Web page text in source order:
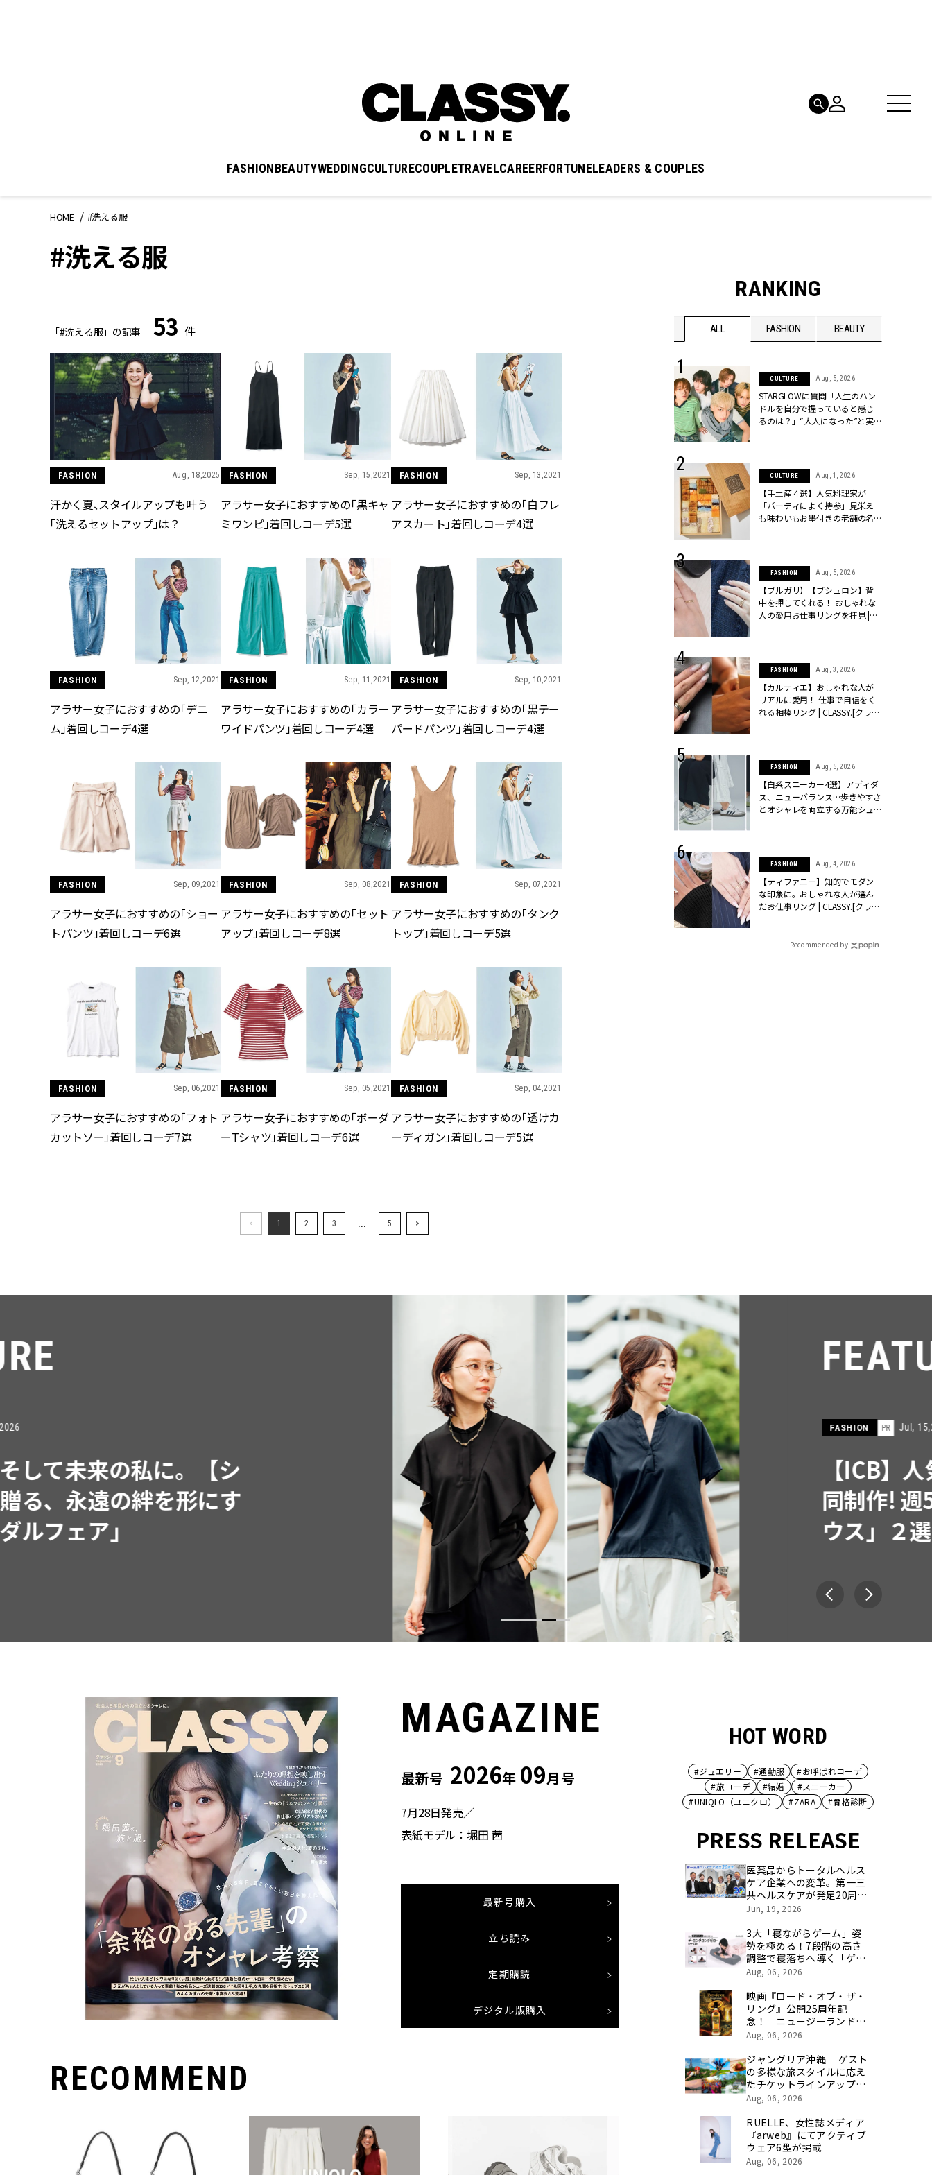
FASHIONBEAUTYWEDDINGCULTURECOUPLETRAVELCAREERFORTUNELEADERS & COUPLES
HOME #洗える服
#洗える服
「#洗える服」の記事 53 件
FASHION Aug, 18,2025
汗かく夏、スタイルアップも叶う
「洗えるセットアップ」は？
FASHION Sep, 15,2021
アラサー女子におすすめの「黒キャ
ミワンピ」着回しコーデ5選
FASHION Sep, 13,2021
アラサー女子におすすめの「白フレ
アスカート」着回しコーデ4選
FASHION Sep, 12,2021
アラサー女子におすすめの「デニ
ム」着回しコーデ4選
FASHION Sep, 11,2021
アラサー女子におすすめの「カラー
ワイドパンツ」着回しコーデ4選
FASHION Sep, 10,2021
アラサー女子におすすめの「黒テー
パードパンツ」着回しコーデ4選
FASHION Sep, 09,2021
アラサー女子におすすめの「ショー
トパンツ」着回しコーデ6選
FASHION Sep, 08,2021
アラサー女子におすすめの「セット
アップ」着回しコーデ8選
FASHION Sep, 07,2021
アラサー女子におすすめの「タンク
トップ」着回しコーデ5選
FASHION Sep, 06,2021
アラサー女子におすすめの「フォト
カットソー」着回しコーデ7選
FASHION Sep, 05,2021
アラサー女子におすすめの「ボーダ
ーTシャツ」着回しコーデ6選
FASHION Sep, 04,2021
アラサー女子におすすめの「透けカ
ーディガン」着回しコーデ5選
< 1 2 3 ... 5 >
RANKING
ALL FASHION BEAUTY
BEAUTY Aug, 5, 2026
ユニクロ名品も！日焼け対策ガ
チ勢の「ないと無理」なアイテ
ムハック7選 | CLASSY.[クラッシ
BEAUTY Aug, 6, 2026
ない！アラサーのまとめ髪が垢
抜ける「即戦力アクセ」たち |
CLASSY.[クラッシィ]
BEAUTY Nov, 17, 2025
【落ちない名品リップ10選】塗
り直しできない・皮むけしやす
いetc.悩みをクリア | CLASSY.[ク
ラッシィ]
Aug, 5, 2026
忙しい毎日に「うるおいター
のお手入れでうるおってなめら
かな肌を目指す | CLASSY.[クラッ
シィ]
BEAUTY Aug, 4, 2026
【猛暑ダメージ】はまずリセッ
ト！30代の夏枯れ肌を救う「先
回りエイジングケア」美容液3選
| CLASSY.[クラッシィ]
BEAUTY Jul, 13, 2026
朝の“寝ぐせ直し”はもういらな
い！夜に仕込む「ヘアケア家
ング22選｜20〜30代カップルの
「小さくても収納力あり」が条
20万円台〜【カルティエ人気リ
ます！ | CLASSY.[クラッシィ]
CULTURE Aug, 5, 2026
STARGLOWに質問「人生のハン
ドルを自分で握っていると感じ
るのは？」“大️人になった”と実
CULTURE Aug, 1, 2026
【手土産４選】人気料理家が
「パーティによく持参」見栄え
も味わいもお墨付きの老舗の名
FASHION Aug, 5, 2026
【ブルガリ】【ブシュロン】背
中を押してくれる！ おしゃれな
人の愛用お仕事リングを拝見 |
FASHION Aug, 3, 2026
【カルティエ】おしゃれな人が
リアルに愛用！ 仕事で自信をく
れる相棒リング | CLASSY.[クラッ
FASHION Aug, 5, 2026
【白系スニーカー4選】アディダ
ス、ニューバランス…歩きやすさ
とオシャレを両立する万能シュ
FASHION Aug, 4, 2026
【ティファニー】知的でモダン
な印象に。おしゃれな人が選ん
だお仕事リング | CLASSY.[クラッ
Recommended by
FEATURE
FASHION Jul, 15,2026
【ICB】人気インフルエンサーと共
同制作! 週5で着たくなる「名品ブラ
ウス」２選
MAGAZINE
最新号 2026年 09月号
7月28日発売／
表紙モデル：堀田 茜
最新号購入
立ち読み
定期購読
デジタル版購入
RECOMMEND
HOT WORD
#ジュエリー #通勤服
#お呼ばれコーデ
#旅コーデ
#結婚
#スニーカー
#UNIQLO（ユニクロ）
#ZARA #骨格診断
PRESS RELEASE
医薬品からトータルヘルス
ケア企業への変革。第一三
共ヘルスケアが発足20周年
を記念し、製品開発・新カ
合時のエピソードを社員の
想いとともに振り返る特別
映像を公開！
Jun, 19, 2026
3大「寝ながらゲーム」姿
勢を極める！7段階の高さ
調整で寝落ちへ導く「ゲー
ミングロングピロー」発売
Aug, 06, 2026
映画『ロード・オブ・ザ・
リング』公開25周年記
念！ ニュージーランド最
高峰のシングルモルト、
量限定ウイスキー「リング
ベアラー」が誕生
Aug, 06, 2026
ジャングリア沖縄 ゲスト
の多様な旅スタイルに応え
たチケットラインアップ拡
充 余すことなく魅力を堪
ト」新登場
Aug, 06, 2026
RUELLE、女性誌メディア
『arweb』にてアクティブ
ウェア6型が掲載
Aug, 06, 2026